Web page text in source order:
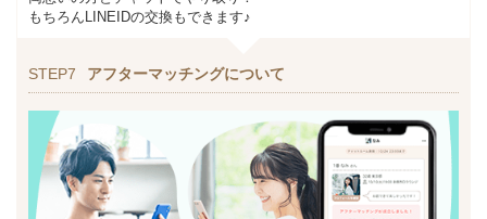
もちろんLINEIDの交換もできます♪
STEP7 アフターマッチングについて